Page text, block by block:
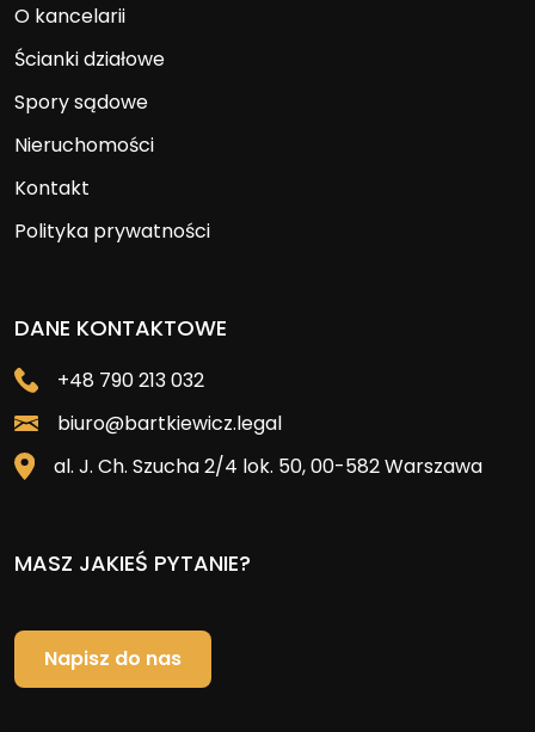
O kancelarii
Ścianki działowe
Spory sądowe
Nieruchomości
Kontakt
Polityka prywatności
DANE KONTAKTOWE
+48 790 213 032
biuro@bartkiewicz.legal
al. J. Ch. Szucha 2/4 lok. 50, 00-582 Warszawa
MASZ JAKIEŚ PYTANIE?
Napisz do nas